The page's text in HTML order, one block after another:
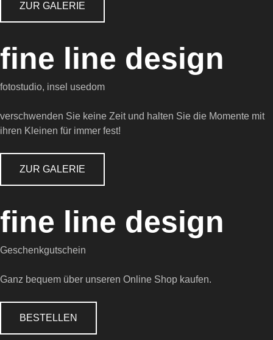
ZUR GALERIE
fine line design
fotostudio, insel usedom
verschwenden Sie keine Zeit und halten Sie die Momente mit
ihren Kleinen für immer fest!
ZUR GALERIE
fine line design
Geschenkgutschein
Ganz bequem über unseren Online Shop kaufen.
BESTELLEN